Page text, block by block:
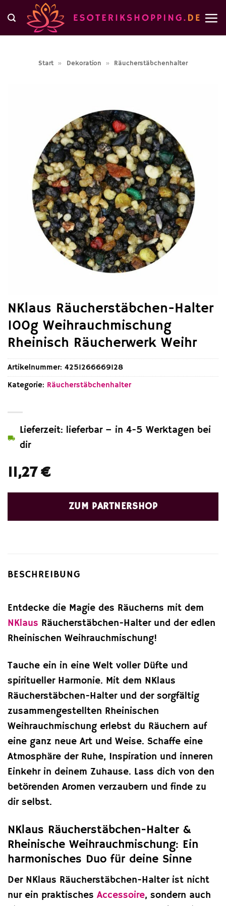
Inhalt
springen
Start » Dekoration » Räucherstäbchenhalter
NKlaus Räucherstäbchen-Halter
100g Weihrauchmischung
Rheinisch Räucherwerk Weihr
11,27€
Lieferzeit: lieferbar – in 4-5 Werktagen bei
dir
ZUM PARTNERSHOP
Artikelnummer: 4251266669128
Kategorie: Räucherstäbchenhalter
BESCHREIBUNG
Entdecke die Magie des Räucherns mit dem
NKlaus Räucherstäbchen-Halter und der edlen
Rheinischen Weihrauchmischung!
Tauche ein in eine Welt voller Düfte und
spiritueller Harmonie. Mit dem NKlaus
Räucherstäbchen-Halter und der sorgfältig
zusammengestellten Rheinischen
Weihrauchmischung erlebst du Räuchern auf
eine ganz neue Art und Weise. Schaffe eine
Atmosphäre der Ruhe, Inspiration und inneren
Einkehr in deinem Zuhause. Lass dich von den
betörenden Aromen verzaubern und finde zu
dir selbst.
NKlaus Räucherstäbchen-Halter &
Rheinische Weihrauchmischung: Ein
harmonisches Duo für deine Sinne
Der NKlaus Räucherstäbchen-Halter ist nicht
nur ein praktisches Accessoire, sondern auch